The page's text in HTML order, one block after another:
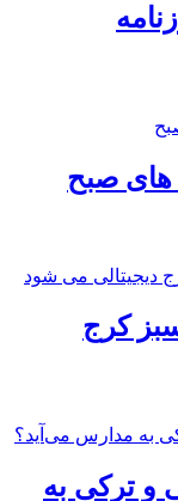
های صبح
کرج
و ترکی به